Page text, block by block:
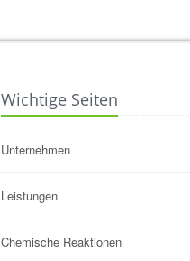
Wichtige Seiten
Unternehmen
Leistungen
Chemische Reaktionen